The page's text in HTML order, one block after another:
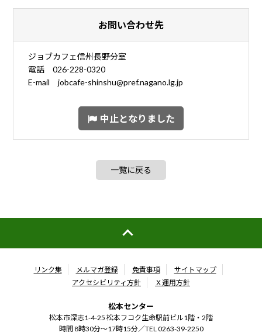
お問い合わせ先
ジョブカフェ信州長野分室
電話 026-228-0320
E-mail jobcafe-shinshu@pref.nagano.lg.jp
中止となりました
一覧に戻る
リンク集 メルマガ登録 免責事項
サイトマップ
アクセシビリティ方針
Ｘ運用方針
松本センター
松本市深志1-4-25 松本フコク生命駅前ビル1階・2階
時間 8時30分～17時15分／TEL 0263-39-2250